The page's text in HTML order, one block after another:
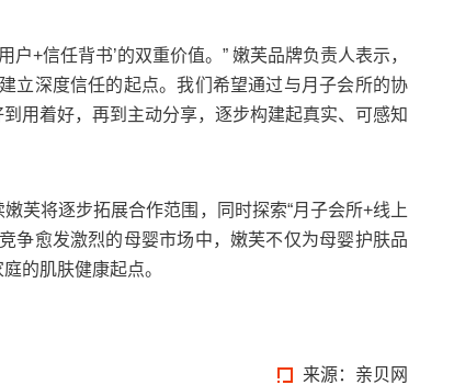
+信任背书’的双重价值。” 嫩芙品牌负责人表示，
立深度信任的起点。我们希望通过与月子会所的协
用着好，再到主动分享，逐步构建起真实、可感知
将逐步拓展合作范围，同时探索“月子会所+线上
争愈发激烈的母婴市场中，嫩芙不仅为母婴护肤品
的肌肤健康起点。
来源： 亲贝网